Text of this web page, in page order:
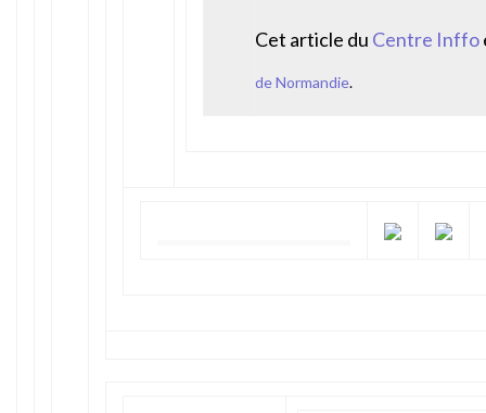
Cet article du Centre Inffo
de Normandie.